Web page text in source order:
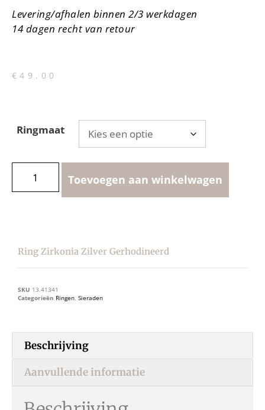
Levering/afhalen binnen 2/3 werkdagen
14 dagen recht van retour
€49.00
Ringmaat
Toevoegen aan winkelwagen
Ring Zirkonia Zilver Gerhodineerd
SKU 13.41341
Categorieën Ringen, Sieraden
Beschrijving
Aanvullende informatie